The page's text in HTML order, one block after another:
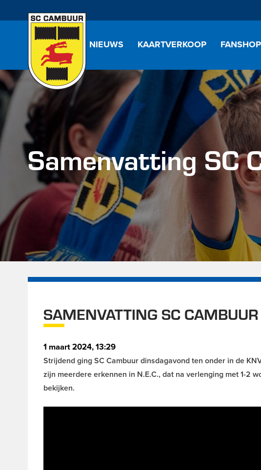
NIEUWS KAARTVERKOOP FANSHOP
Samenvatting SC
SAMENVATTING SC
1 maart 2024, 13:29
Strijdend ging SC Cambuur dinsdagavond ten onder in de
zijn meerdere erkennen in N.E.C., dat na verlenging met 1-2
bekijken.